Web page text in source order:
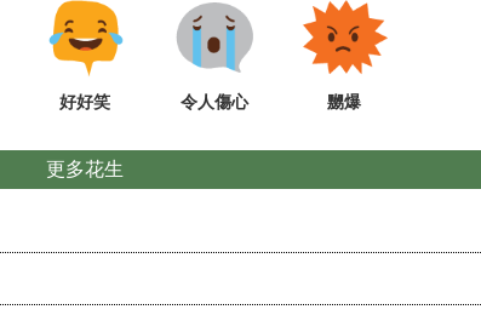
好好笑 令人傷心 嬲爆
更多花生